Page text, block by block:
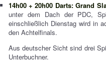
14h00 + 20h00 Darts: Grand
unter dem Dach der PDC,
einschließlich Dienstag wird in
den Achtelfinals.
Aus deutscher Sicht sind drei
Unterbuchner.